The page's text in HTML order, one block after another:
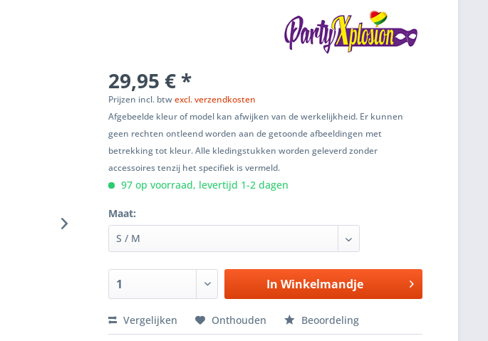
29,95 € *
Prijzen incl. btwexcl. verzendkosten
Afgebeelde kleur of model kan afwijken van de werkelijkheid. Er kunnen
geen rechten ontleend worden aan de getoonde afbeeldingen met
betrekking tot kleur. Alle kledingstukken worden geleverd zonder
accessoires tenzij het specifiek is vermeld.
97 op voorraad, levertijd 1-2 dagen
Maat:
In Winkelmandje
Vergelijken Onthouden Beoordeling